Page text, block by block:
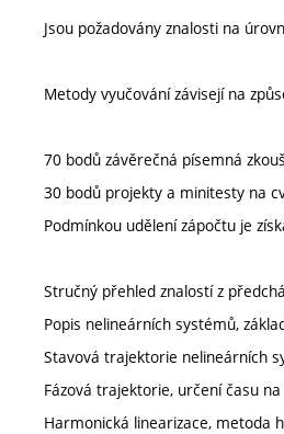
Jsou požadovány znalosti na
Metody vyučování závisejí na
70 bodů závěrečná písemná
30 bodů projekty a minitesty na
Podmínkou udělení zápočtu je
Stručný přehled znalostí z
Popis nelineárních systémů,
Stavová trajektorie nelineárních
Fázová trajektorie, určení času
Harmonická linearizace, metoda